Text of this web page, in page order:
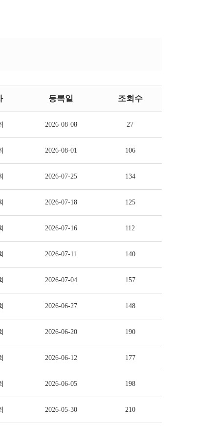
등록일 조회수
2026-08-08 27
2026-08-01 106
2026-07-25 134
2026-07-18 125
2026-07-16 112
2026-07-11 140
2026-07-04 157
2026-06-27 148
2026-06-20 190
2026-06-12 177
2026-06-05 198
2026-05-30 210